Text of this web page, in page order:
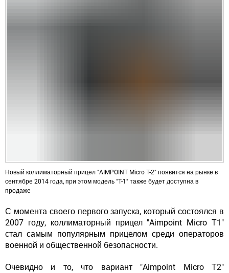
Новый коллиматорный прицел "AIMPOINT Micro T-2" появится на рынке в
сентябре 2014 года, при этом модель "T-1" также будет доступна в
продаже
С момента своего первого запуска, который состоялся в
2007 году, коллиматорный прицел "Aimpoint Micro T1"
стал самым популярным прицелом среди операторов
военной и общественной безопасности.
Очевидно и то, что вариант "Aimpoint Micro T2"